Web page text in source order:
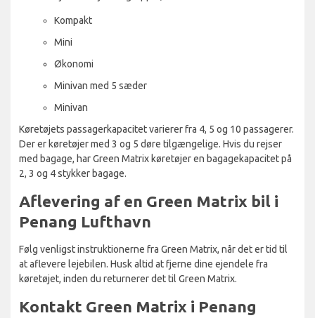
Kompakt
Mini
Økonomi
Minivan med 5 sæder
Minivan
Køretøjets passagerkapacitet varierer fra 4, 5 og 10 passagerer.
Der er køretøjer med 3 og 5 døre tilgængelige. Hvis du rejser
med bagage, har Green Matrix køretøjer en bagagekapacitet på
2, 3 og 4 stykker bagage.
Aflevering af en Green Matrix bil i
Penang Lufthavn
Følg venligst instruktionerne fra Green Matrix, når det er tid til
at aflevere lejebilen. Husk altid at fjerne dine ejendele fra
køretøjet, inden du returnerer det til Green Matrix.
Kontakt Green Matrix i Penang